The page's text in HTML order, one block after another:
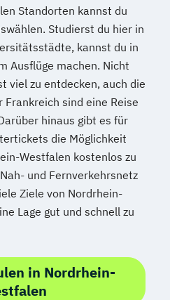
Standorten kannst du
Studierst du hier in
kannst du in
Ausflüge machen. Nicht
viel zu entdecken, auch die
sind eine Reise
hinaus gibt es für
die Möglichkeit
Westfalen kostenlos zu
und Fernverkehrsnetz
Ziele von Nordrhein-
Lage gut und schnell zu
in Nordrhein-